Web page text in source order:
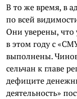
В то же время, в
по всей
Они уверены, что
в этом году с
выполнены.
сельчан к главе
дефиците
деятельность»